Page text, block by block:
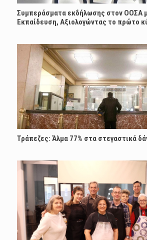
Συμπεράσματα εκδήλωσης στον ΟΟΣΑ
Εκπαίδευση, Αξιολογώντας το πρώτο
Τράπεζες: Άλμα 77% στα στεγαστικά